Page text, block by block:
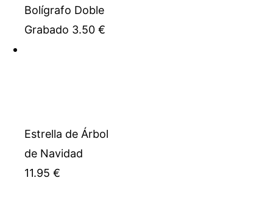
Bolígrafo Doble
Grabado 3.50 €
Estrella de Árbol
de Navidad
11.95 €